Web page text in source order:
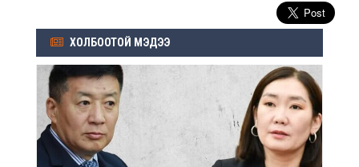
ХОЛБООТОЙ МЭДЭЭ